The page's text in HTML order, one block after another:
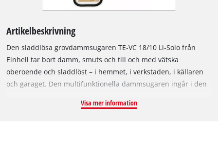
Artikelbeskrivning
Den sladdlösa grovdammsugaren TE-VC 18/10 Li-Solo från
Einhell tar bort damm, smuts och till och med vätska
oberoende och sladdlöst – i hemmet, i verkstaden, i källaren
och garaget. Den multifunktionella dammsugaren ingår i den
kan bytas ut sinsemellan – och användas i alla PXC-apparater.
Visa mer information